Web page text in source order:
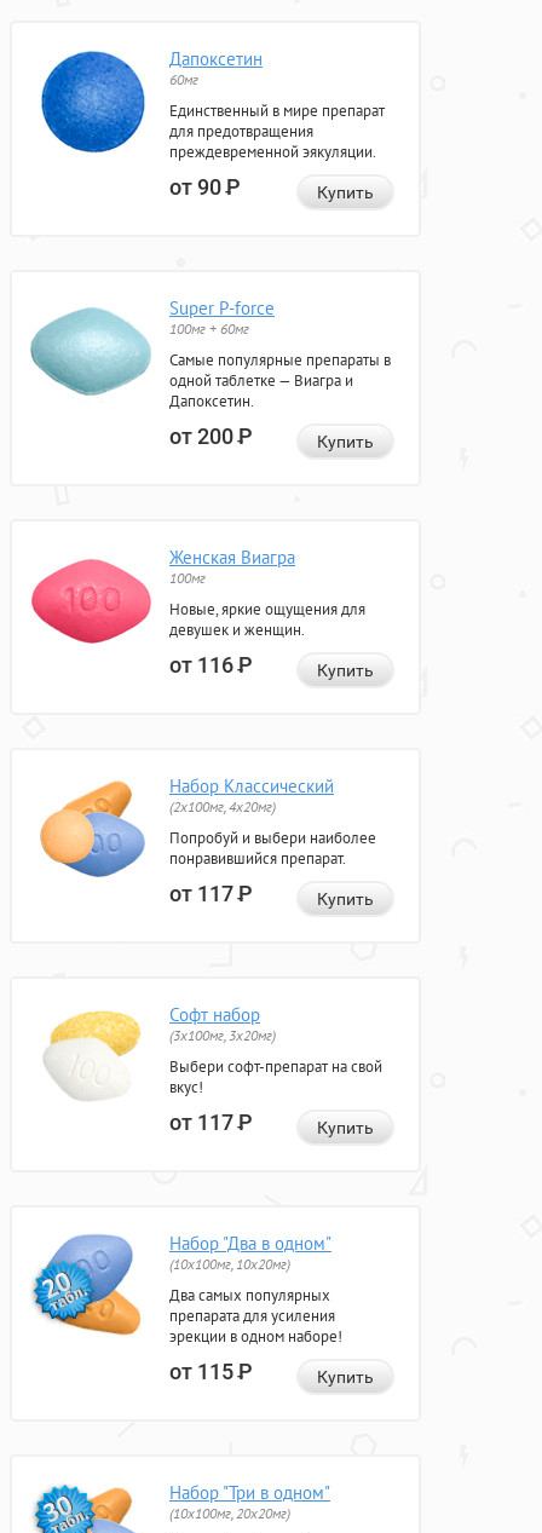
Дапоксетин
60мг
Единственный в мире препарат
для предотвращения
преждевременной эякуляции.
от 90Р Купить
Super P-force
100мг + 60мг
Самые популярные препараты в
одной таблетке — Виагра и
Дапоксетин.
от 200Р Купить
Женская Виагра
100мг
Новые, яркие ощущения для
девушек и женщин.
от 116Р Купить
Набор Классический
(2x100мг, 4x20мг)
Попробуй и выбери наиболее
понравившийся препарат.
от 117Р Купить
Софт набор
(3x100мг, 3x20мг)
Выбери софт-препарат на свой
вкус!
от 117Р Купить
Набор "Два в одном"
(10x100мг, 10x20мг)
Два самых популярных
препарата для усиления
эрекции в одном наборе!
от 115Р Купить
Набор "Три в одном"
(10x100мг, 20x20мг)